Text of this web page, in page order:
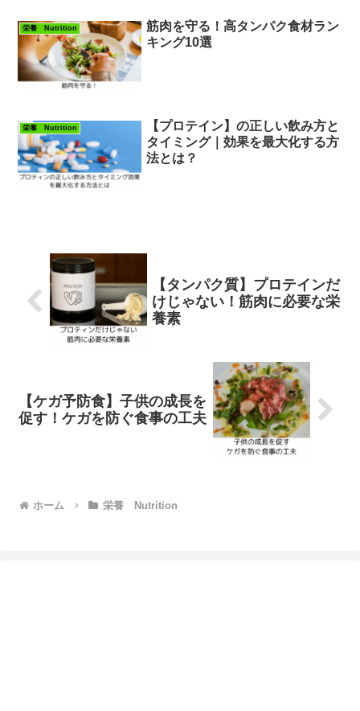
栄養 Nutrition
筋肉を守る！高タンパク食材ラン
キング10選
栄養 Nutrition
【プロテイン】の正しい飲み方と
タイミング｜効果を最大化する方
法とは？
【タンパク質】プロテインだ
けじゃない！筋肉に必要な栄
養素
【ケガ予防食】子供の成長を
促す！ケガを防ぐ食事の工夫
ホーム 栄養 Nutrition